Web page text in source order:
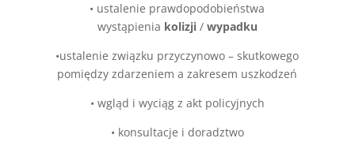
• ustalenie prawdopodobieństwa
wystąpienia kolizji / wypadku
•ustalenie związku przyczynowo – skutkowego
pomiędzy zdarzeniem a zakresem uszkodzeń
• wgląd i wyciąg z akt policyjnych
• konsultacje i doradztwo